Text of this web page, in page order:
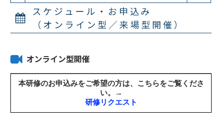
スケジュール・お申込み
（オンライン型／来場型開催）
オンライン型開催